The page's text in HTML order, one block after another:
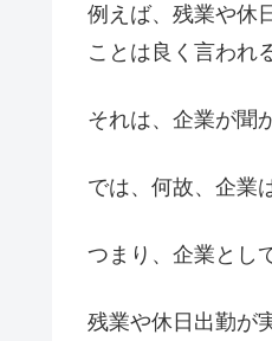
例えば、残業や休
ことは良く言われ
それは、企業が聞
では、何故、企業
つまり、企業とし
残業や休日出勤が